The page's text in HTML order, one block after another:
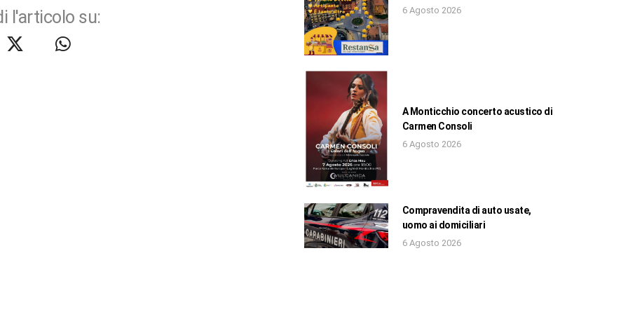
l'articolo su: 6 Agosto 2026
A Monticchio concerto acustico di
Carmen Consoli
6 Agosto 2026
Compravendita di auto usate,
uomo ai domiciliari
6 Agosto 2026